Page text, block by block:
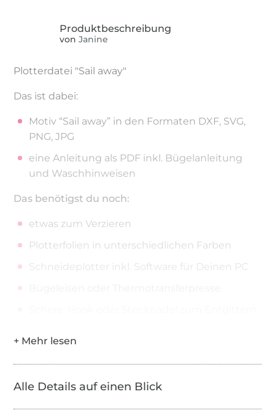
von Janine
Plotterdatei "Sail away"
Das ist dabei:
Motiv “Sail away” in den Formaten DXF, SVG,
PNG, JPG
eine Anleitung als PDF inkl. Bügelanleitung
und Waschhinweisen
Das benötigst du noch:
etwas zum Verzieren
Plotterfolien in unterschiedlichen Farben
Schneideplotter inkl. Software für Deinen PC
Alle Details auf einen Blick